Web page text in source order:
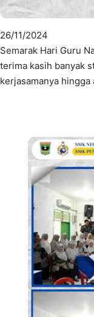
26/11/2024
Semarak Hari Guru
terima kasih banyak
kerjasamanya